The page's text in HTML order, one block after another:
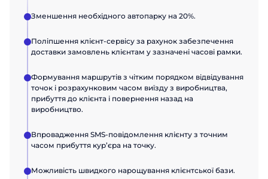
Прізвище
Телефон
Email
Посада
Назва компанії
Дякуємо за звернення.
нашими продуктами. Один з наших
співробітників зв'яжеться з вами
найближчим часом. Гарного дня!
Зменшення необхідного автопарку на 20%.
Поліпшення клієнт-сервісу за рахунок забезпечення
доставки замовлень клієнтам у зазначені часові рамки.
Формування маршрутів з чітким порядком відвідування
точок і розрахунковим часом виїзду з виробництва,
прибуття до клієнта і повернення назад на
виробництво.
Впровадження SMS-повідомлення клієнту з точним
часом прибуття курʼєра на точку.
Можливість швидкого нарощування клієнтської бази.
Прізвище
Телефон
Email
Посада
Назва компанії
Дякуємо за звернення.
нашими продуктами. Один з наших
співробітників зв'яжеться з вами
найближчим часом. Гарного дня!
вже сьогодні
Телефон
Відправити
Дякуємо за звернення.
Ми цінуємо, що ви зацікавились саме
нашими продуктами. Один з наших
співробітників зв'яжеться з вами
найближчим часом. Гарного дня!
Дякуємо за звернення.
Ми цінуємо, що ви зацікавились саме
нашими продуктами. Один з наших
співробітників зв'яжеться з вами
найближчим часом. Гарного дня!